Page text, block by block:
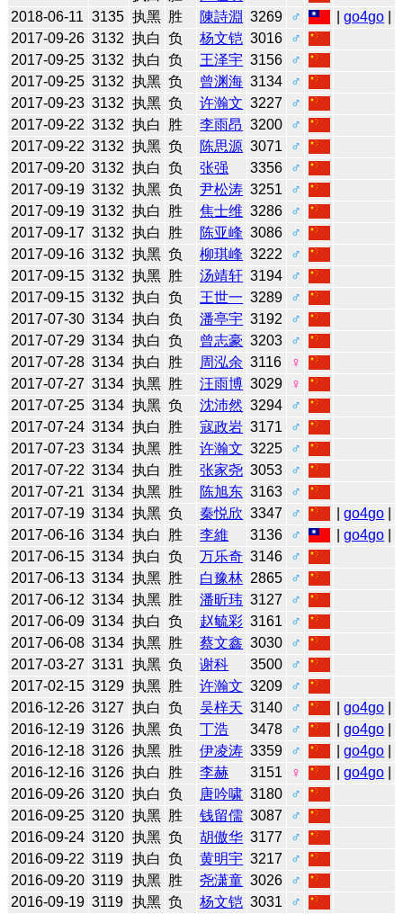
2018-06-11 3135 执黑 胜 陳詩淵 3269 ♂ |go4go
2017-09-26 3132 执白 负 杨文铠 3016
♂
2017-09-25 3132 执白 负 王泽宇 3156
♂
2017-09-25 3132 执黑 负 曾渊海 3134
♂
2017-09-23 3132 执黑 负 许瀚文 3227
♂
2017-09-22 3132 执白 胜 李雨昂 3200
♂
2017-09-22 3132 执黑 负 陈思源 3071
♂
2017-09-20 3132 执白 负 张强 3356
♂
2017-09-19 3132 执黑 负 尹松涛 3251
♂
2017-09-19 3132 执白 胜 焦士维 3286
♂
2017-09-17 3132 执白 胜 陈亚峰 3086
♂
2017-09-16 3132 执黑 负 柳琪峰 3222
♂
2017-09-15 3132 执黑 胜 汤靖轩 3194
♂
2017-09-15 3132 执白 负 王世一 3289
♂
2017-07-30 3134 执白 负 潘亭宇 3192
♂
2017-07-29 3134 执白 负 曾志豪 3203
♂
2017-07-28 3134 执白 胜 周泓余 3116
♀
2017-07-27 3134 执黑 胜 汪雨博 3029
♀
2017-07-25 3134 执黑 负 沈沛然 3294
♂
2017-07-24 3134 执白 胜 寇政岩 3171
♂
2017-07-23 3134 执黑 胜 许瀚文 3225
♂
2017-07-22 3134 执白 胜 张家尧 3053
♂
2017-07-21 3134 执黑 胜 陈旭东 3163
♂
2017-07-19 3134 执黑 负 秦悦欣 3347 ♂ |go4go
2017-06-16 3134 执白 胜 李維 3136 ♂ |go4go
2017-06-15 3134 执白 负 万乐奇 3146
♂
2017-06-13 3134 执黑 胜 白豫林 2865
♂
2017-06-12 3134 执黑 胜 潘昕玮 3127
♂
2017-06-09 3134 执白 负 赵毓彩 3161
♂
2017-06-08 3134 执黑 胜 蔡文鑫 3030
♂
2017-03-27 3131 执黑 负 谢科 3500
♂
2017-02-15 3129 执黑 胜 许瀚文 3209
♂
2016-12-26 3127 执白 负 吴梓天 3140 ♂ |go4go
2016-12-19 3126 执黑 负 丁浩 3478 ♂ |go4go
2016-12-18 3126 执黑 胜 伊凌涛 3359 ♂ |go4go
2016-12-16 3126 执白 胜 李赫 3151 ♀ |go4go
2016-09-26 3120 执白 负 唐吟啸 3180
♂
2016-09-25 3120 执黑 胜 钱留儒 3087
♂
2016-09-24 3120 执黑 负 胡傲华 3177
♂
2016-09-22 3119 执白 负 黄明宇 3217
♂
2016-09-20 3119 执黑 胜 尧潇童 3026
♂
2016-09-19 3119 执黑 负 杨文铠 3031
♂